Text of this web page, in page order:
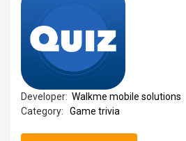
Developer: Walkme mobile solutions
Category:
Game trivia